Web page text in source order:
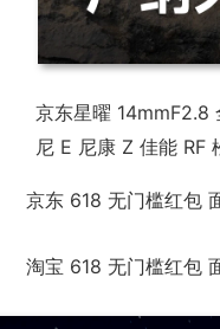
京东星曜 14mmF2.8
尼 E 尼康 Z 佳能 RF
京东 618 无门槛红包
淘宝 618 无门槛红包